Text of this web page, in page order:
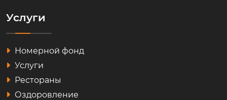
Услуги
Номерной фонд
Услуги
Рестораны
Оздоровление